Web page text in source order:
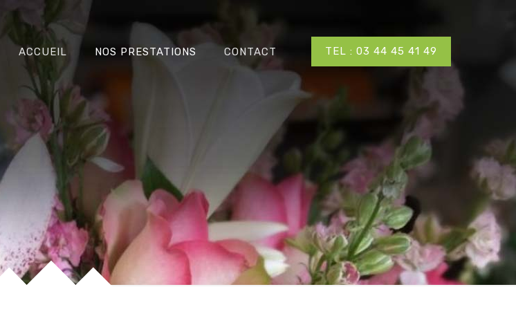
ACCUEIL NOS PRESTATIONS CONTACT TEL : 03 44 45 41 49